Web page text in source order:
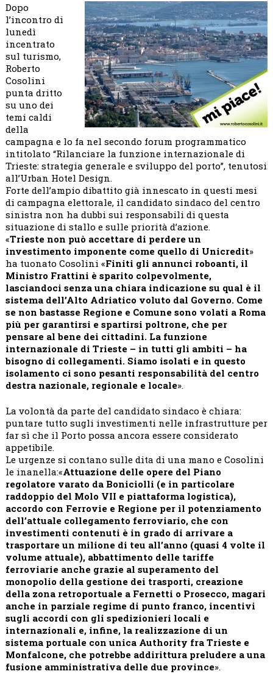
sullo
sviluppo
del
nostro
Porto»
Dopo
l’incontro di
lunedì
incentrato
sul turismo,
Roberto
Cosolini
punta dritto
su uno dei
temi caldi
della
campagna e lo fa nel secondo forum programmatico
intitolato “Rilanciare la funzione internazionale di
Trieste: strategia generale e sviluppo del porto”, tenutosi
all’Urban Hotel Design.
Forte dell’ampio dibattito già innescato in questi mesi
di campagna elettorale, il candidato sindaco del centro
sinistra non ha dubbi sui responsabili di questa
situazione di stallo e sulle priorità d’azione.
«Trieste non può accettare di perdere un
investimento imponente come quello di Unicredit»
ha tuonato Cosolini «Finiti gli annunci roboanti, il
Ministro Frattini è sparito colpevolmente,
lasciandoci senza una chiara indicazione su qual è il
sistema dell’Alto Adriatico voluto dal Governo. Come
se non bastasse Regione e Comune sono volati a Roma
più per garantirsi e spartirsi poltrone, che per
pensare al bene dei cittadini. La funzione
internazionale di Trieste – in tutti gli ambiti – ha
bisogno di collegamenti. Siamo isolati e in questo
isolamento ci sono pesanti responsabilità del centro
destra nazionale, regionale e locale».
La volontà da parte del candidato sindaco è chiara:
puntare tutto sugli investimenti nelle infrastrutture per
far sì che il Porto possa ancora essere considerato
appetibile.
Le urgenze si contano sulle dita di una mano e Cosolini
le inanella:«Attuazione delle opere del Piano
regolatore varato da Boniciolli (e in particolare
raddoppio del Molo VII e piattaforma logistica),
accordo con Ferrovie e Regione per il potenziamento
dell’attuale collegamento ferroviario, che con
investimenti contenuti è in grado di arrivare a
trasportare un milione di teu all’anno (quasi 4 volte il
volume attuale), abbattimento delle tariffe
ferroviarie anche grazie al superamento del
monopolio della gestione dei trasporti, creazione
della zona retroportuale a Fernetti o Prosecco, magari
anche in parziale regime di punto franco, incentivi
sugli accordi con gli spedizionieri locali e
internazionali e, infine, la realizzazione di un
sistema portuale con unica Authority fra Trieste e
Monfalcone, che potrebbe addirittura preludere a una
fusione amministrativa delle due province».